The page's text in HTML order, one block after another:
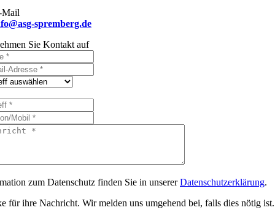
Mail
spremberg.de
Sie Kontakt auf
zum Datenschutz finden Sie in unsererDatenschutzerklärung.
für ihre Nachricht. Wir melden uns umgehend bei, falls dies nötig ist.